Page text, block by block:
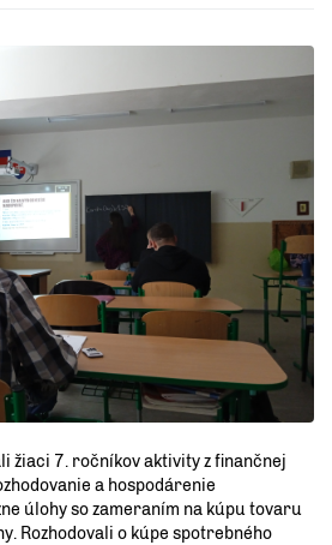
žiaci 7. ročníkov aktivity z finančnej
a hospodárenie
úlohy so zameraním na kúpu tovaru
Rozhodovali o kúpe spotrebného